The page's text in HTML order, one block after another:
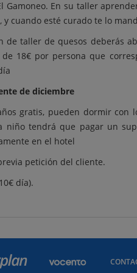
Gamoneo. En su taller
y cuando esté curado te lo
de taller de quesos deberás
18€ por persona que
de diciembre
gratis, pueden dormir con
niño tendrá que pagar un
en el hotel
petición del cliente.
día).